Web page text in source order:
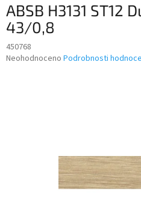
ABSB H3131 ST12
43/0,8
450768
Průměrné
Neohodnoceno Podrobnosti